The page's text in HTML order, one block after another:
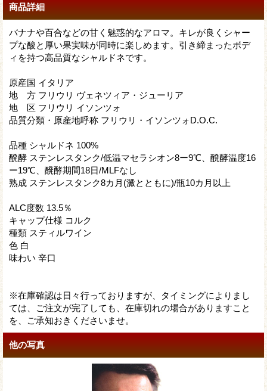
商品詳細
バナナや百合などの甘く魅惑的なアロマ。キレが良くシャー
プな酸と厚い果実味が同時に楽しめます。引き締まったボデ
ィを持つ高品質なシャルドネです。
原産国 イタリア
地 方 フリウリ ヴェネツィア・ジューリア
地 区 フリウリ イソンツォ
品質分類・原産地呼称 フリウリ・イソンツォD.O.C.
品種 シャルドネ 100%
醗酵 ステンレスタンク/低温マセラシオン8ー9℃、醗酵温度16
ー19℃、醗酵期間18日/MLFなし
熟成 ステンレスタンク8カ月(澱とともに)/瓶10カ月以上
ALC度数 13.5％
キャップ仕様 コルク
種類 スティルワイン
色 白
味わい 辛口
※在庫確認は日々行っておりますが、タイミングによりまし
ては、ご注文が完了しても、在庫切れの場合がありますこと
を、ご承知おきくださいませ。
他の写真